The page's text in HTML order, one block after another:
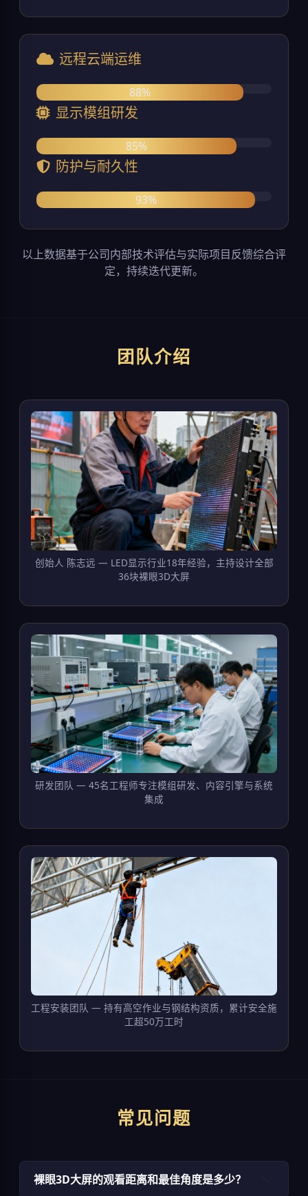
远程云端运维
88%
显示模组研发
85%
防护与耐久性
93%
以上数据基于公司内部技术评估与实际项目反馈综合评
定，持续迭代更新。
团队介绍
创始人 陈志远 — LED显示行业18年经验，主持设计全部
36块裸眼3D大屏
研发团队 — 45名工程师专注模组研发、内容引擎与系统
集成
工程安装团队 — 持有高空作业与钢结构资质，累计安全施
工超50万工时
常见问题
裸眼3D大屏的观看距离和最佳角度是多少？